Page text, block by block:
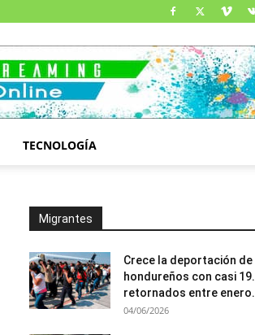
TECNOLOGÍA
Migrantes
Crece la deportación de
hondureños con casi
retornados entre
04/06/2026